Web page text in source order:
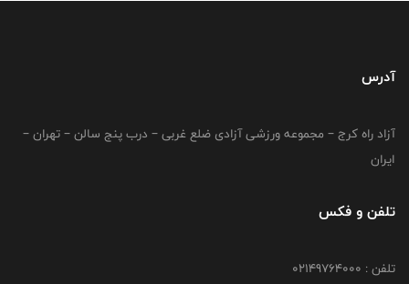
آدرس
آزاد راه کرج – مجموعه ورزشی آزادی ضلع غربی – درب پنج سالن – تهران –
ایران
تلفن و فکس
تلفن : 02149764000